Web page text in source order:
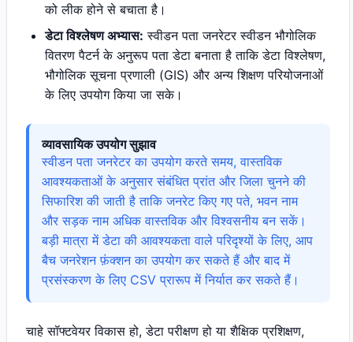
को लीक होने से बचाता है।
डेटा विश्लेषण अभ्यास: स्वीडन पता जनरेटर स्वीडन भौगोलिक
वितरण पैटर्न के अनुरूप पता डेटा बनाता है ताकि डेटा विश्लेषण,
भौगोलिक सूचना प्रणाली (GIS) और अन्य शिक्षण परियोजनाओं
के लिए उपयोग किया जा सके।
व्यावसायिक उपयोग सुझाव
स्वीडन पता जनरेटर का उपयोग करते समय, वास्तविक
आवश्यकताओं के अनुसार संबंधित प्रांत और जिला चुनने की
सिफारिश की जाती है ताकि जनरेट किए गए पते, भवन नाम
और सड़क नाम अधिक वास्तविक और विश्वसनीय बन सकें।
बड़ी मात्रा में डेटा की आवश्यकता वाले परिदृश्यों के लिए, आप
बैच जनरेशन फ़ंक्शन का उपयोग कर सकते हैं और बाद में
प्रसंस्करण के लिए CSV प्रारूप में निर्यात कर सकते हैं।
चाहे सॉफ्टवेयर विकास हो, डेटा परीक्षण हो या शैक्षिक प्रशिक्षण,